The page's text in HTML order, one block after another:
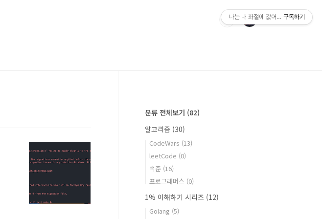
분류 전체보기 (82)
알고리즘 (30)
CodeWars (13)
leetCode (0)
백준 (16)
프로그래머스 (0)
1% 이해하기 시리즈 (12)
Golang (5)
나는 내 좌절에 값어치를 매긴다.
구독하기